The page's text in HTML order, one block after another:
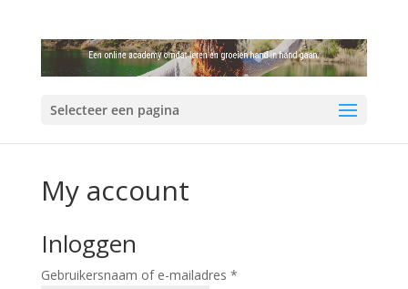
Selecteer een pagina
My account
Inloggen
Gebruikersnaam of e-mailadres *